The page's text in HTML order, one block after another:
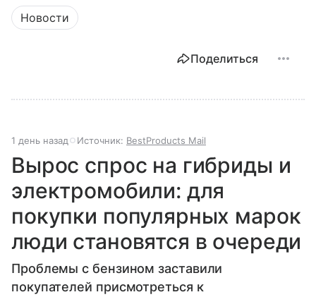
Новости
Поделиться
1 день назад Источник: BestProducts Mail
Вырос спрос на гибриды и
электромобили: для
покупки популярных марок
люди становятся в очереди
Проблемы с бензином заставили
покупателей присмотреться к